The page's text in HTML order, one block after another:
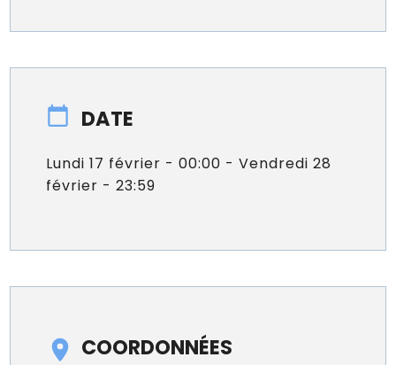
DATE
Lundi 17 février - 00:00 - Vendredi 28
février - 23:59
COORDONNÉES